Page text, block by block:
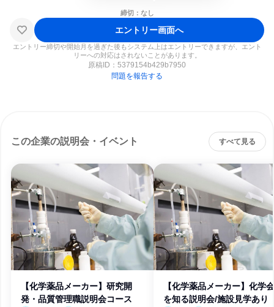
締切：なし
エントリー画面へ
エントリー締切や開始月を過ぎた後もシステム上はエントリーできますが、エント
リーへの対応はされないことがあります。
原稿ID： 5379154b429b7950
問題を報告する
この企業の説明会・イベント すべて見る
【化学薬品メーカー】研究開
発・品質管理職説明会コース
【化学薬品メーカー】化学
を知る説明会/施設見学あり